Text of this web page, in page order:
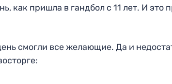
как пришла в гандбол с 11 лет. И это
смогли все желающие. Да и